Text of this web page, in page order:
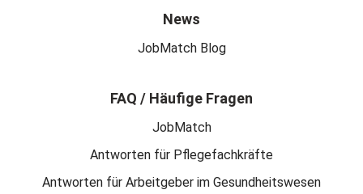
News
JobMatch Blog
FAQ / Häufige Fragen
JobMatch
Antworten für Pflegefachkräfte
Antworten für Arbeitgeber im Gesundheitswesen